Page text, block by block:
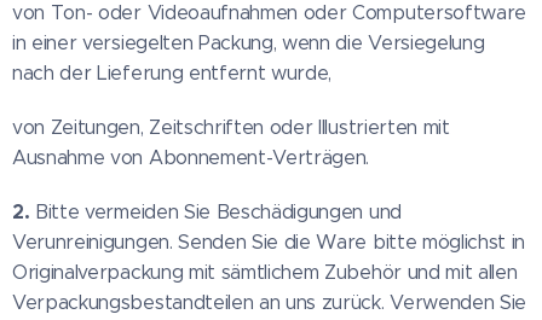
von Ton- oder Videoaufnahmen oder Computersoftware
in einer versiegelten Packung, wenn die Versiegelung
nach der Lieferung entfernt wurde,
von Zeitungen, Zeitschriften oder Illustrierten mit
Ausnahme von Abonnement-Verträgen.
2. Bitte vermeiden Sie Beschädigungen und
Verunreinigungen. Senden Sie die Ware bitte möglichst in
Originalverpackung mit sämtlichem Zubehör und mit allen
Verpackungsbestandteilen an uns zurück. Verwenden Sie